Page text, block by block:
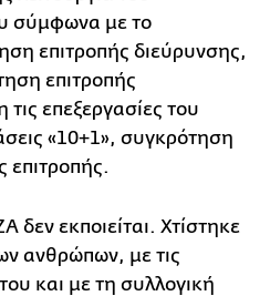
σύμφωνα με το
επιτροπής διεύρυνσης,
επιτροπής
επεξεργασίες του
«10+1», συγκρότηση
επιτροπής.
δεν εκποιείται. Χτίστηκε
ανθρώπων, με τις
και με τη συλλογική